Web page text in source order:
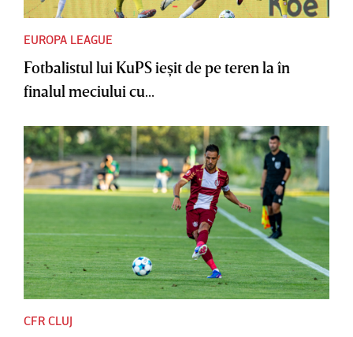
EUROPA LEAGUE
Fotbalistul lui KuPS ieşit de pe teren la în
finalul meciului cu...
CFR CLUJ